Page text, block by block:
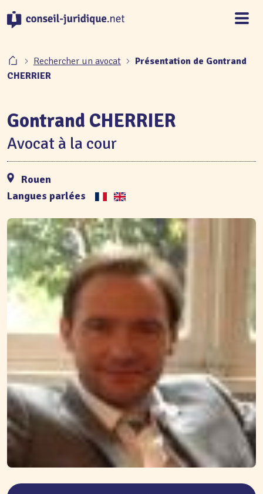
Rechercher un avocat
Présentation de Gontrand
CHERRIER
Gontrand CHERRIER
Avocat à la cour
Rouen
Langues parlées